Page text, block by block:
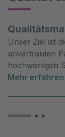
Unser Ziel ist
anvertrauten
hochwertigen
Mehr erfahren